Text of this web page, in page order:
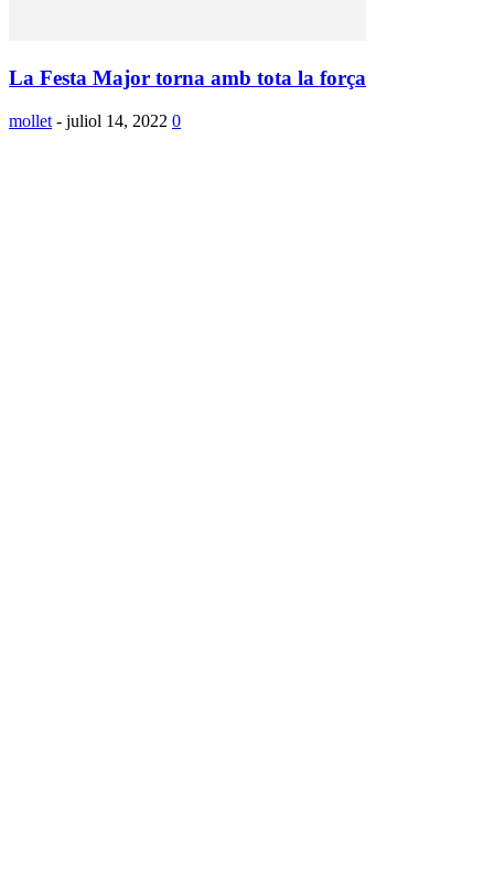
La Festa Major torna amb tota la força
mollet - juliol 14, 2022 0